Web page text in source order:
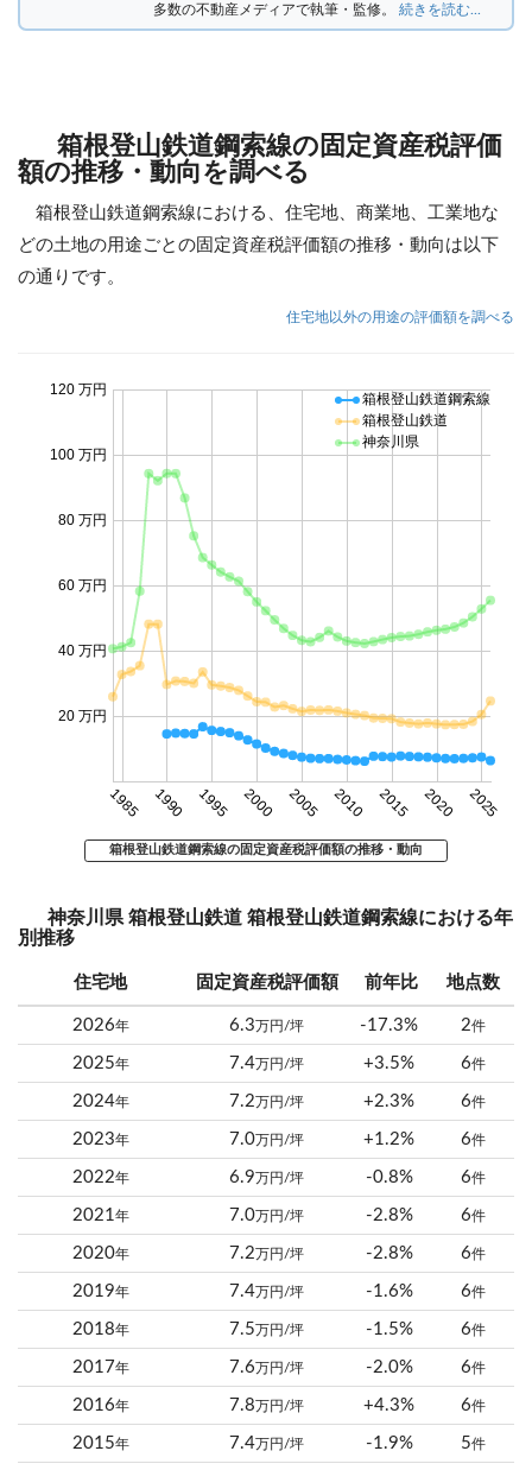
多数の不動産メディアで執筆・監修。 続きを読む...
箱根登山鉄道鋼索線の固定資産税評価
額の推移・動向を調べる
箱根登山鉄道鋼索線における、住宅地、商業地、工業地な
どの土地の用途ごとの固定資産税評価額の推移・動向は以下
の通りです。
住宅地以外の用途の評価額を調べる
1985 1990 1995 2000 2005 2010 2015 2020 2025
20 万円
40 万円
60 万円
80 万円
100 万円
120 万円
箱根登山鉄道鋼索線
箱根登山鉄道
神奈川県
箱根登山鉄道鋼索線の固定資産税評価額の推移・動向
神奈川県 箱根登山鉄道 箱根登山鉄道鋼索線における年
別推移
住宅地 固定資産税評価額 前年比 地点数
2026年 6.3万円/坪 -17.3% 2件
2025年 7.4万円/坪 +3.5% 6件
2024年 7.2万円/坪 +2.3% 6件
2023年 7.0万円/坪 +1.2% 6件
2022年 6.9万円/坪 -0.8% 6件
2021年 7.0万円/坪 -2.8% 6件
2020年 7.2万円/坪 -2.8% 6件
2019年 7.4万円/坪 -1.6% 6件
2018年 7.5万円/坪 -1.5% 6件
2017年 7.6万円/坪 -2.0% 6件
2016年 7.8万円/坪 +4.3% 6件
2015年 7.4万円/坪 -1.9% 5件